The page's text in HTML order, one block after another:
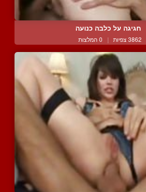
חגיגה על כלבה כנועה
3862 צפיות | 0 המלצות